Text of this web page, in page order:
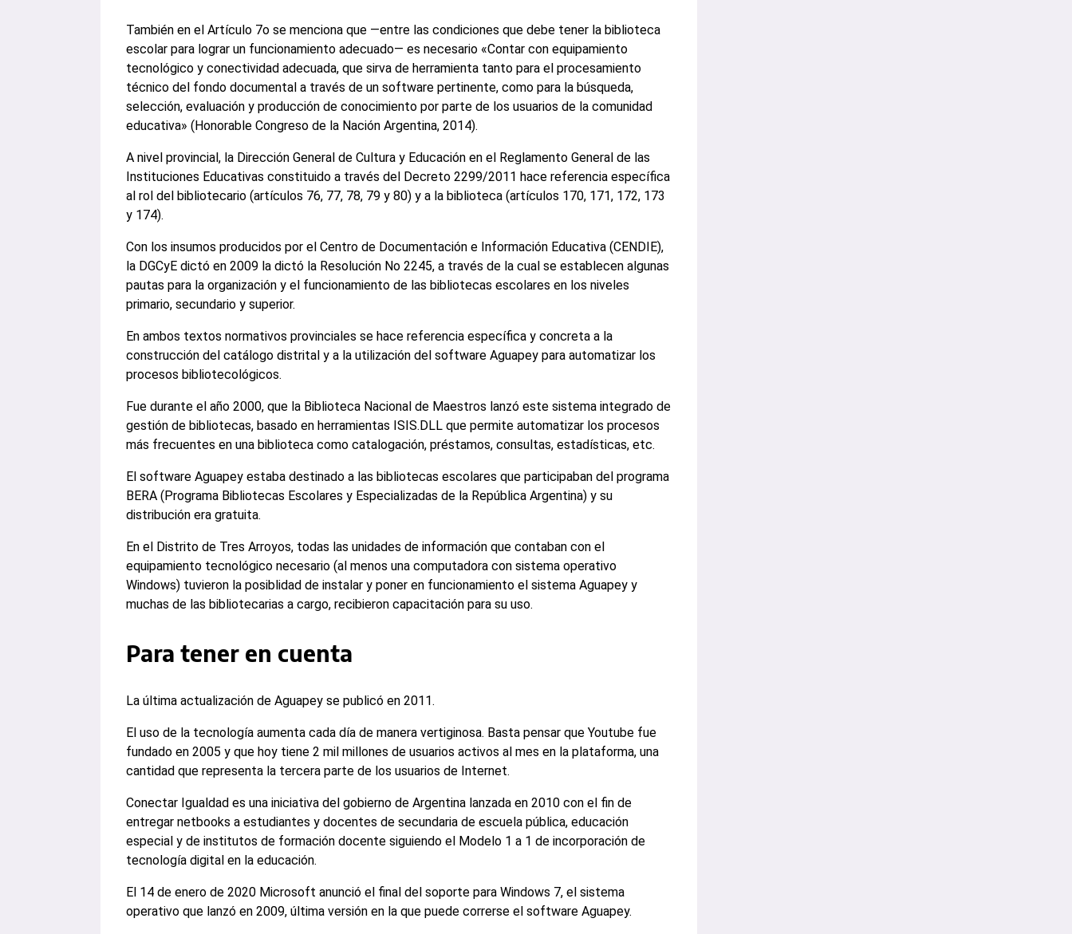
También en el Artículo 7o se menciona que —entre las condiciones que debe tener la biblioteca
escolar para lograr un funcionamiento adecuado— es necesario «Contar con equipamiento
tecnológico y conectividad adecuada, que sirva de herramienta tanto para el procesamiento
técnico del fondo documental a través de un software pertinente, como para la búsqueda,
selección, evaluación y producción de conocimiento por parte de los usuarios de la comunidad
educativa» (Honorable Congreso de la Nación Argentina, 2014).
A nivel provincial, la Dirección General de Cultura y Educación en el Reglamento General de las
Instituciones Educativas constituido a través del Decreto 2299/2011 hace referencia específica
al rol del bibliotecario (artículos 76, 77, 78, 79 y 80) y a la biblioteca (artículos 170, 171, 172, 173
y 174).
Con los insumos producidos por el Centro de Documentación e Información Educativa (CENDIE),
la DGCyE dictó en 2009 la dictó la Resolución No 2245, a través de la cual se establecen algunas
pautas para la organización y el funcionamiento de las bibliotecas escolares en los niveles
primario, secundario y superior.
En ambos textos normativos provinciales se hace referencia específica y concreta a la
construcción del catálogo distrital y a la utilización del software Aguapey para automatizar los
procesos bibliotecológicos.
Fue durante el año 2000, que la Biblioteca Nacional de Maestros lanzó este sistema integrado de
gestión de bibliotecas, basado en herramientas ISIS.DLL que permite automatizar los procesos
más frecuentes en una biblioteca como catalogación, préstamos, consultas, estadísticas, etc.
El software Aguapey estaba destinado a las bibliotecas escolares que participaban del programa
BERA (Programa Bibliotecas Escolares y Especializadas de la República Argentina) y su
distribución era gratuita.
En el Distrito de Tres Arroyos, todas las unidades de información que contaban con el
equipamiento tecnológico necesario (al menos una computadora con sistema operativo
Windows) tuvieron la posiblidad de instalar y poner en funcionamiento el sistema Aguapey y
muchas de las bibliotecarias a cargo, recibieron capacitación para su uso.
Para tener en cuenta
La última actualización de Aguapey se publicó en 2011.
El uso de la tecnología aumenta cada día de manera vertiginosa. Basta pensar que Youtube fue
fundado en 2005 y que hoy tiene 2 mil millones de usuarios activos al mes en la plataforma, una
cantidad que representa la tercera parte de los usuarios de Internet.
Conectar Igualdad es una iniciativa del gobierno de Argentina lanzada en 2010 con el fin de
entregar netbooks a estudiantes y docentes de secundaria de escuela pública, educación
especial y de institutos de formación docente siguiendo el Modelo 1 a 1 de incorporación de
tecnología digital en la educación.
El 14 de enero de 2020 Microsoft anunció el final del soporte para Windows 7, el sistema
operativo que lanzó en 2009, última versión en la que puede correrse el software Aguapey.